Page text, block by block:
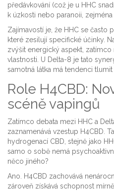
předávkování (což je u HHC
k úzkosti nebo paranoii,
Zajímavostí je, že HHC se často
které zesilují specifické účinky.
zvýšit energický aspekt,
vlastnosti. U Delta-8 je tato
samotná látka má tendenci tlumit
Role H4CBD:
scéně vapingů
Zatímco debata mezi HHC a
zaznamenává vzestup H4CBD .
hydrogenací CBD, stejně jako
samo o sobě nemá
něco jiného?
Ano. H4CBD zachovává
zároveň získává schopnost